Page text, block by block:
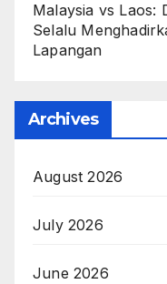
Malaysia vs Laos:
Selalu
Lapangan
Archives
August 2026
July 2026
June 2026